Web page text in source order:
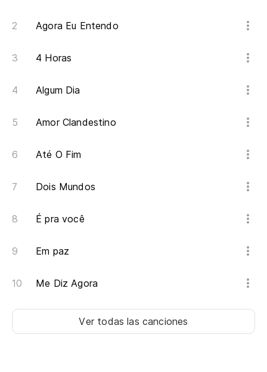
Agora Eu Entendo
4 Horas
Algum Dia
Amor Clandestino
Até O Fim
Dois Mundos
É pra você
Em paz
Me Diz Agora
Ver todas las canciones